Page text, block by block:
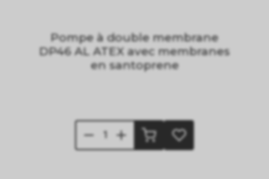
Pompe à double membrane
DP46 AL ATEX avec membranes
en santoprene